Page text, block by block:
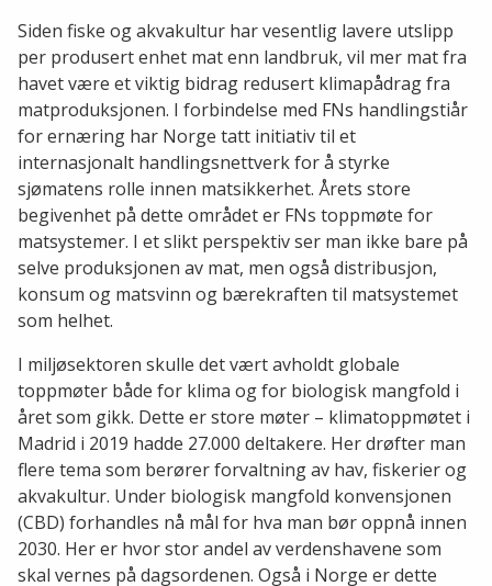
Siden fiske og akvakultur har vesentlig lavere utslipp
per produsert enhet mat enn landbruk, vil mer mat fra
havet være et viktig bidrag redusert klimapådrag fra
matproduksjonen. I forbindelse med FNs handlingstiår
for ernæring har Norge tatt initiativ til et
internasjonalt handlingsnettverk for å styrke
sjømatens rolle innen matsikkerhet. Årets store
begivenhet på dette området er FNs toppmøte for
matsystemer. I et slikt perspektiv ser man ikke bare på
selve produksjonen av mat, men også distribusjon,
konsum og matsvinn og bærekraften til matsystemet
som helhet.
I miljøsektoren skulle det vært avholdt globale
toppmøter både for klima og for biologisk mangfold i
året som gikk. Dette er store møter – klimatoppmøtet i
Madrid i 2019 hadde 27.000 deltakere. Her drøfter man
flere tema som berører forvaltning av hav, fiskerier og
akvakultur. Under biologisk mangfold konvensjonen
(CBD) forhandles nå mål for hva man bør oppnå innen
2030. Her er hvor stor andel av verdenshavene som
skal vernes på dagsordenen. Også i Norge er dette